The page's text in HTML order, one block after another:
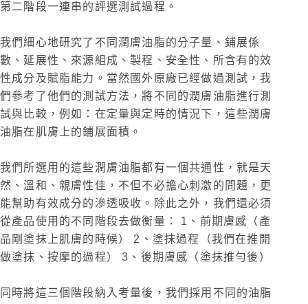
第二階段一連串的評選測試過程。
我們細心地研究了不同潤膚油脂的分子量、鋪展係
數、延展性、來源組成、製程、安全性、所含有的效
性成分及賦脂能力。當然國外原廠已經做過測試，我
們參考了他們的測試方法，將不同的潤膚油脂進行測
試與比較，例如：在定量與定時的情況下，這些潤膚
油脂在肌膚上的鋪展面積。
我們所選用的這些潤膚油脂都有一個共通性，就是天
然、溫和、親膚性佳，不但不必擔心刺激的問題，更
能幫助有效成分的滲透吸收。除此之外，我們還必須
從產品使用的不同階段去做衡量： 1、前期膚感（產
品剛塗抹上肌膚的時候） 2、塗抹過程（我們在推開
做塗抹、按摩的過程） 3、後期膚感（塗抹推勻後）
同時將這三個階段納入考量後，我們採用不同的油脂